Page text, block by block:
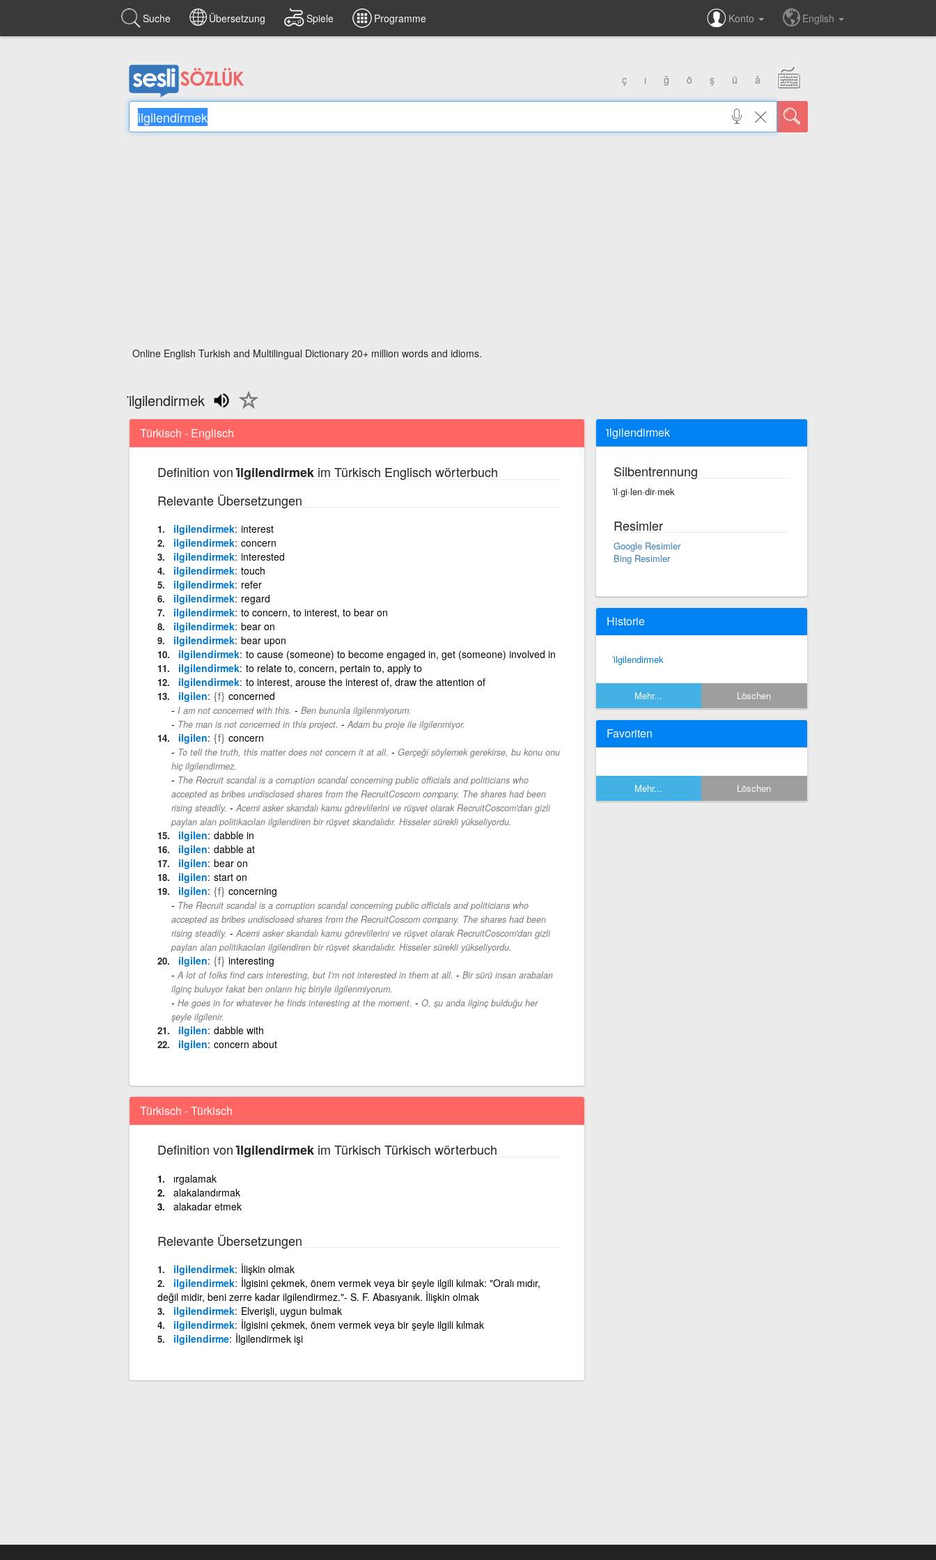
Suche Übersetzung Spiele Programme Konto English
ç ı ğ ö ş ü â
Online English Turkish and Multilingual Dictionary 20+ million words and idioms.
i̇lgilendirmek
Türkisch - Englisch
Definition voni̇lgilendirmekim Türkisch Englisch wörterbuch
Relevante Übersetzungen
ilgilendirmek interest
ilgilendirmek concern
ilgilendirmek interested
ilgilendirmek touch
ilgilendirmek refer
ilgilendirmek regard
ilgilendirmek to concern, to interest, to bear on
ilgilendirmek bear on
ilgilendirmek bear upon
ilgilendirmek to cause (someone) to become engaged in, get (someone) involved in
ilgilendirmek to relate to, concern, pertain to, apply to
ilgilendirmek to interest, arouse the interest of, draw the attention of
ilgilen {f} concerned
I am not concerned with this. - Ben bununla ilgilenmiyorum.
The man is not concerned in this project. - Adam bu proje ile ilgilenmiyor.
ilgilen {f} concern
To tell the truth, this matter does not concern it at all. - Gerçeği söylemek gerekirse, bu konu onu
hiç ilgilendirmez.
The Recruit scandal is a corruption scandal concerning public officials and politicians who
accepted as bribes undisclosed shares from the RecruitCoscom company. The shares had been
rising steadily. - Acemi asker skandalı kamu görevlilerini ve rüşvet olarak RecruitCoscom'dan gizli
payları alan politikacıları ilgilendiren bir rüşvet skandalıdır. Hisseler sürekli yükseliyordu.
ilgilen dabble in
ilgilen dabble at
ilgilen bear on
ilgilen start on
ilgilen {f} concerning
The Recruit scandal is a corruption scandal concerning public officials and politicians who
accepted as bribes undisclosed shares from the RecruitCoscom company. The shares had been
rising steadily. - Acemi asker skandalı kamu görevlilerini ve rüşvet olarak RecruitCoscom'dan gizli
payları alan politikacıları ilgilendiren bir rüşvet skandalıdır. Hisseler sürekli yükseliyordu.
ilgilen {f} interesting
A lot of folks find cars interesting, but I'm not interested in them at all. - Bir sürü insan arabaları
ilginç buluyor fakat ben onların hiç biriyle ilgilenmiyorum.
He goes in for whatever he finds interesting at the moment. - O, şu anda ilginç bulduğu her
şeyle ilgilenir.
ilgilen dabble with
ilgilen concern about
Türkisch - Türkisch
Definition voni̇lgilendirmekim Türkisch Türkisch wörterbuch
ırgalamak
alakalandırmak
alakadar etmek
Relevante Übersetzungen
ilgilendirmek İlişkin olmak
ilgilendirmek İlgisini çekmek, önem vermek veya bir şeyle ilgili kılmak: "Oralı mıdır,
değil midir, beni zerre kadar ilgilendirmez."- S. F. Abasıyanık. İlişkin olmak
ilgilendirmek Elverişli, uygun bulmak
ilgilendirmek İlgisini çekmek, önem vermek veya bir şeyle ilgili kılmak
ilgilendirme İlgilendirmek işi
i̇lgilendirmek
Silbentrennung
i̇l·gi·len·dir·mek
Resimler
Google Resimler
Bing Resimler
Historie
i̇lgilendirmek
Mehr... Löschen
Favoriten
Mehr... Löschen